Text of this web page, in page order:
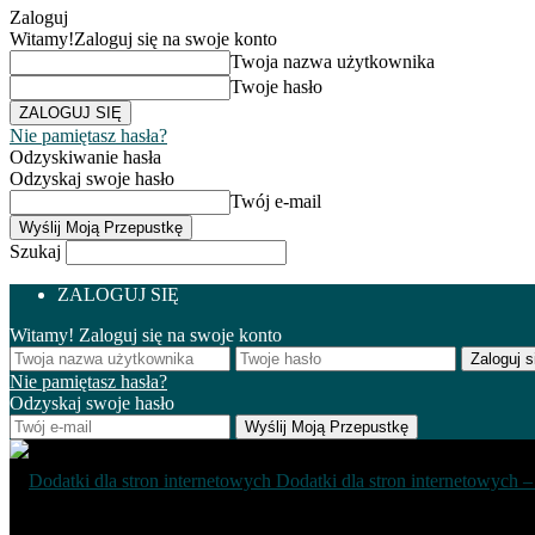
Zaloguj
Witamy!Zaloguj się na swoje konto
Twoja nazwa użytkownika
Twoje hasło
Nie pamiętasz hasła?
Odzyskiwanie hasła
Odzyskaj swoje hasło
Twój e-mail
Szukaj
ZALOGUJ SIĘ
Witamy! Zaloguj się na swoje konto
Nie pamiętasz hasła?
Odzyskaj swoje hasło
Dodatki dla stron internetowych